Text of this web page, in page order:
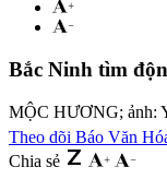
Bắc Ninh tìm
MỘC HƯƠNG; ảnh:
Theo dõi Báo Văn
Chia sẻ